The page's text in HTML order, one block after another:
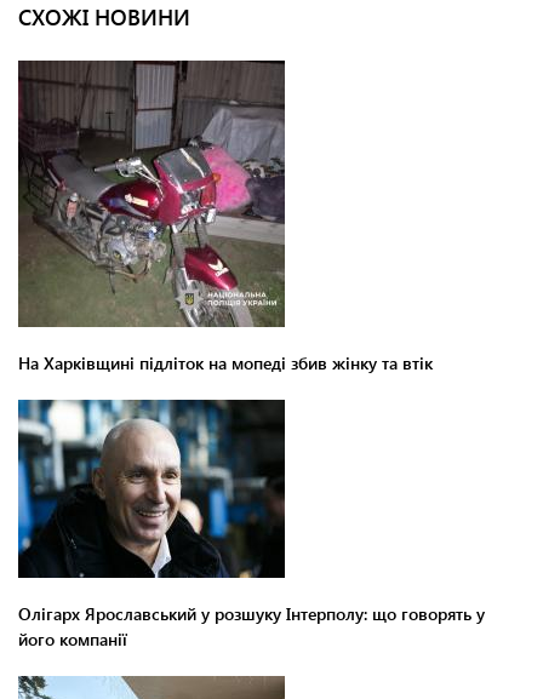
СХОЖІ НОВИНИ
На Харківщині підліток на мопеді збив жінку та втік
Олігарх Ярославський у розшуку Інтерполу: що говорять у
його компанії